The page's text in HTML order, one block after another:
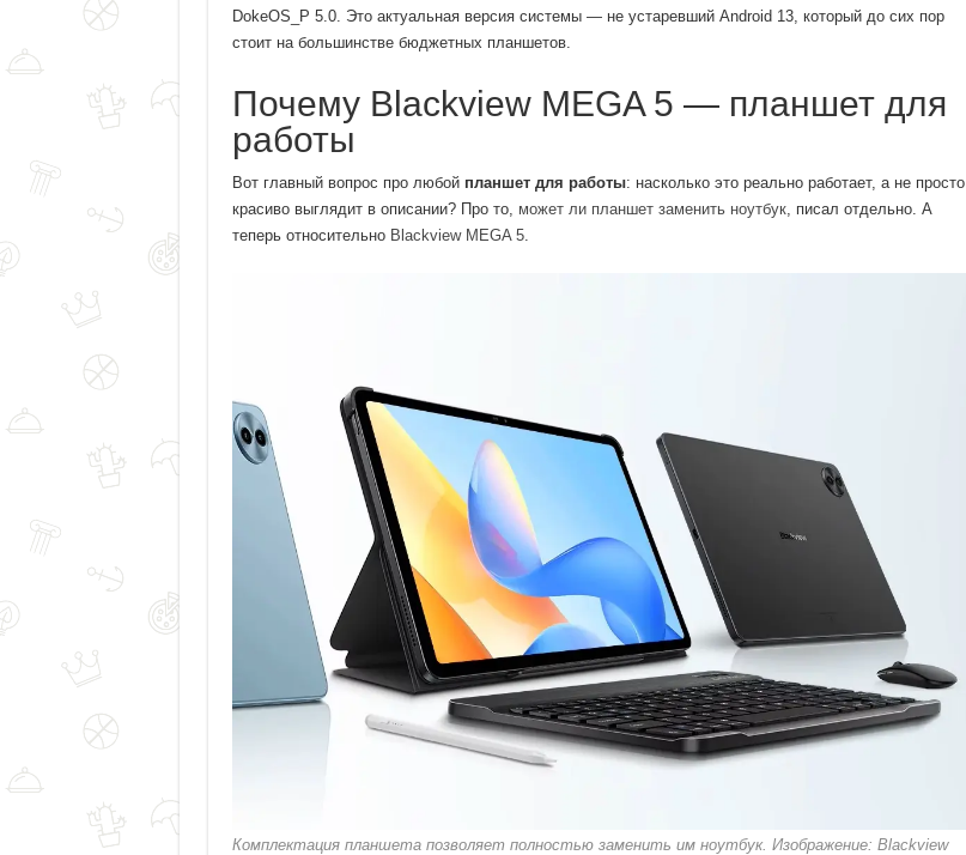
DokeOS_P 5.0. Это актуальная версия системы — не устаревший Android 13, который до сих пор
стоит на большинстве бюджетных планшетов.
Почему Blackview MEGA 5 — планшет для
работы
Вот главный вопрос про любой планшет для работы: насколько это реально работает, а не просто
красиво выглядит в описании? Про то, может ли планшет заменить ноутбук, писал отдельно. А
теперь относительно Blackview MEGA 5.
Комплектация планшета позволяет полностью заменить им ноутбук. Изображение: Blackview